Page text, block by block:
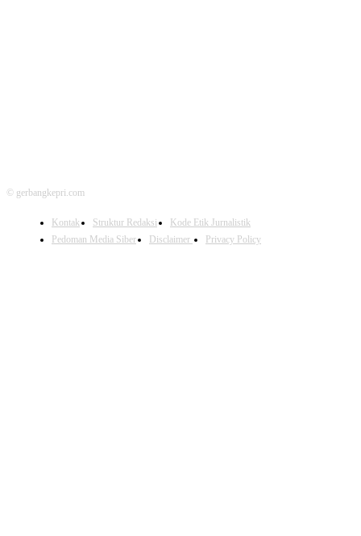
© gerbangkepri.com
Kontak Struktur Redaksi
Kode Etik Jurnalistik
Pedoman Media Siber
Disclaimer Privacy Policy